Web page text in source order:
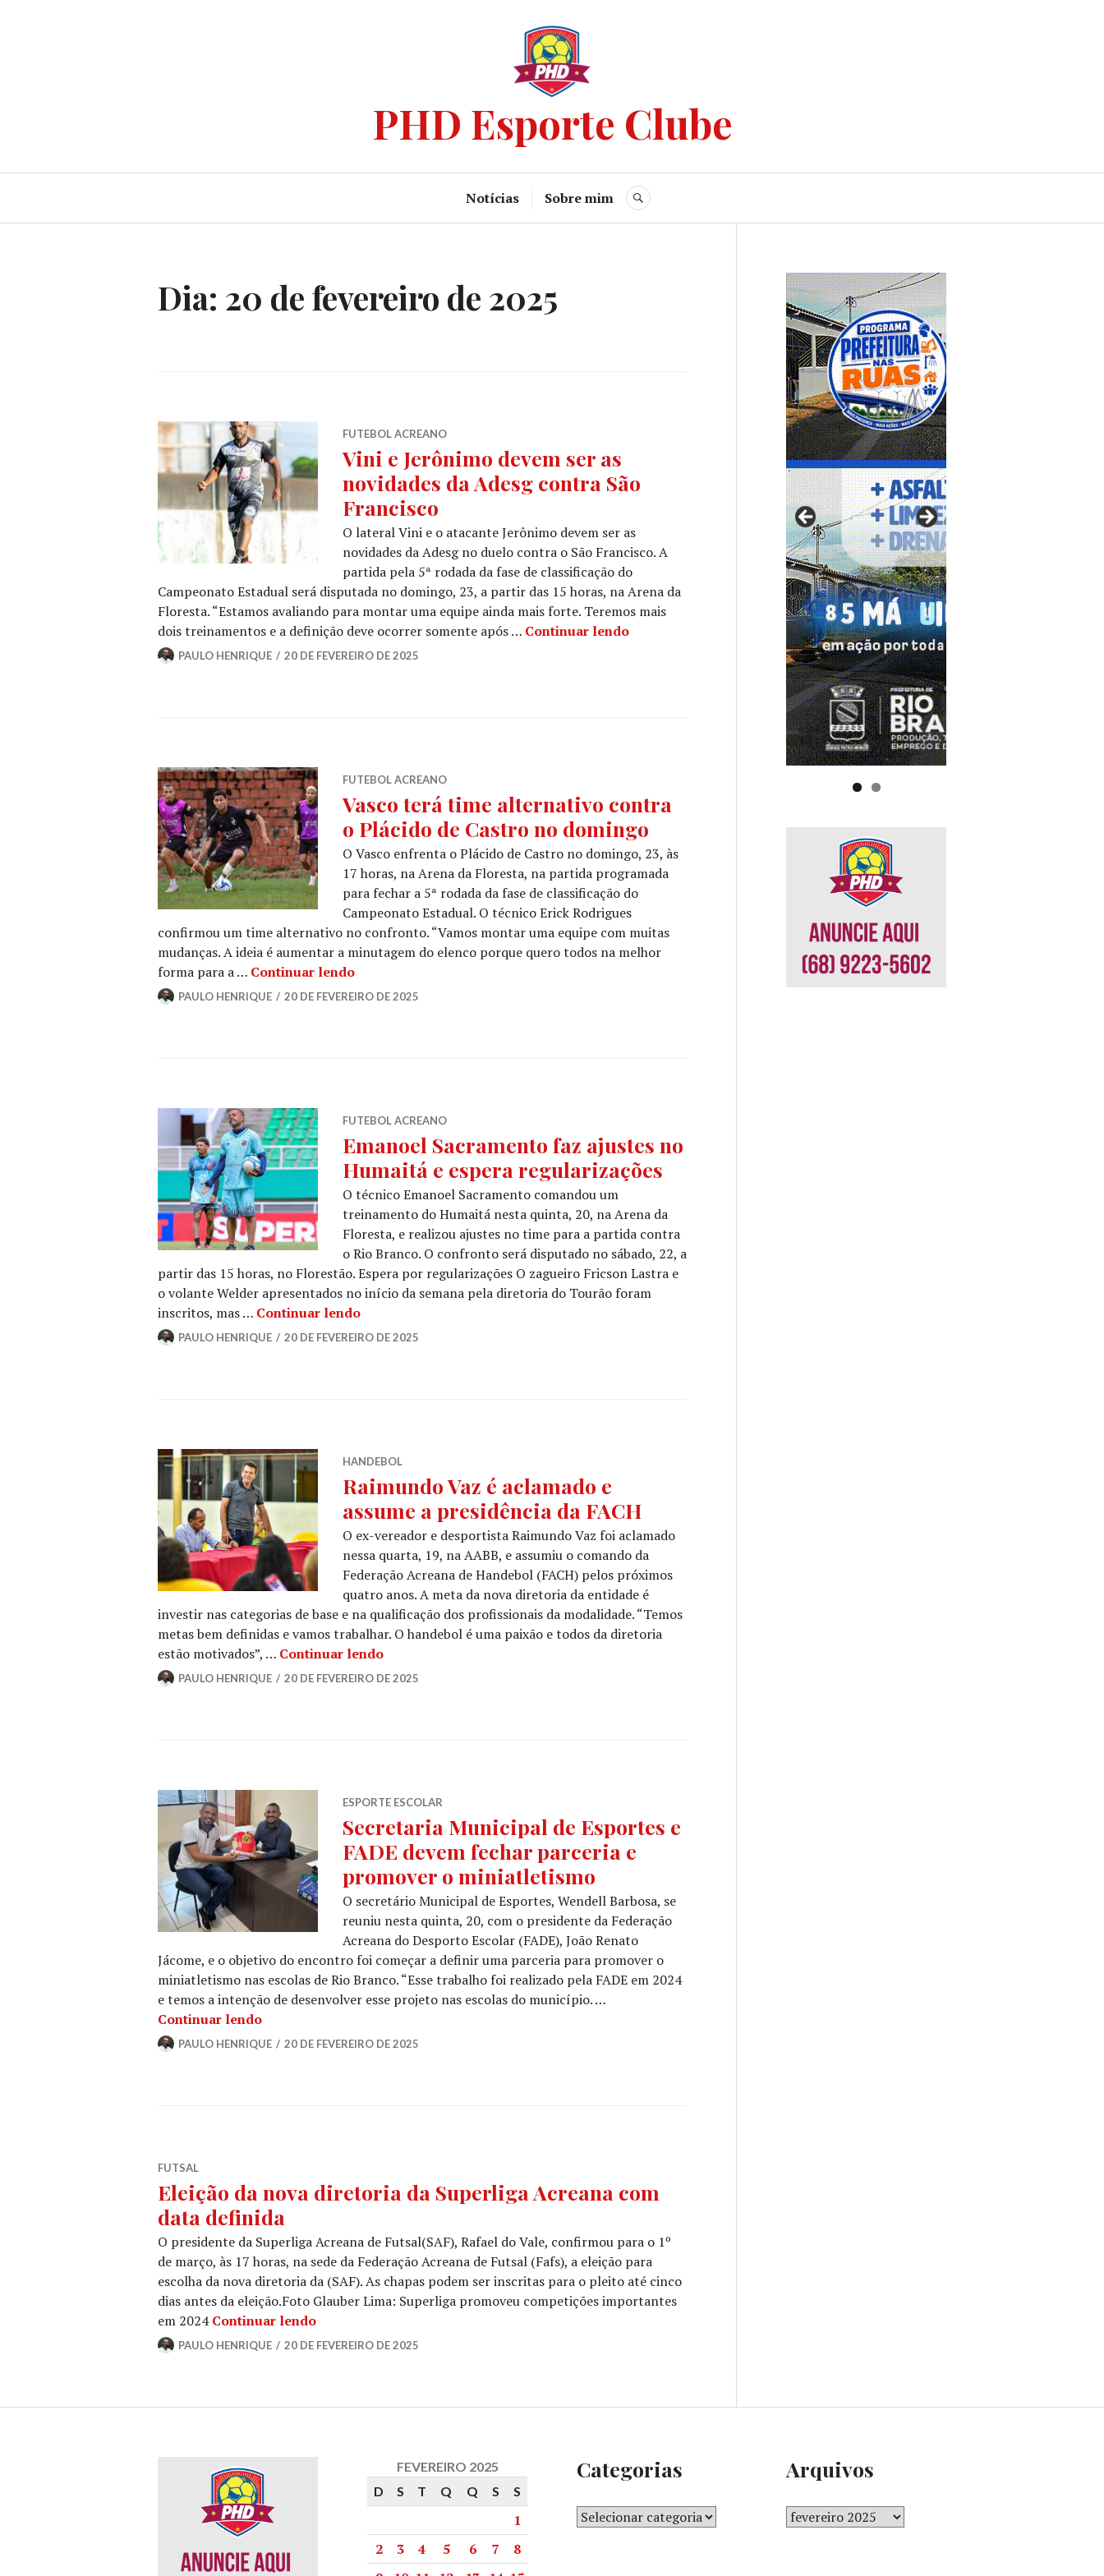
PHD Esporte Clube
Notícias Sobre mim
Dia: 20 de fevereiro de 2025
FUTEBOL ACREANO
Vini e Jerônimo devem ser as
novidades da Adesg contra São
Francisco
O lateral Vini e o atacante Jerônimo devem ser as
novidades da Adesg no duelo contra o São Francisco. A
partida pela 5ª rodada da fase de classificação do
Campeonato Estadual será disputada no domingo, 23, a partir das 15 horas, na Arena da
Floresta. “Estamos avaliando para montar uma equipe ainda mais forte. Teremos mais
dois treinamentos e a definição deve ocorrer somente após … Continuar lendo
PAULO HENRIQUE 20 DE FEVEREIRO DE 2025
FUTEBOL ACREANO
Vasco terá time alternativo contra
o Plácido de Castro no domingo
O Vasco enfrenta o Plácido de Castro no domingo, 23, às
17 horas, na Arena da Floresta, na partida programada
para fechar a 5ª rodada da fase de classificação do
Campeonato Estadual. O técnico Erick Rodrigues
confirmou um time alternativo no confronto. “Vamos montar uma equipe com muitas
mudanças. A ideia é aumentar a minutagem do elenco porque quero todos na melhor
forma para a … Continuar lendo
PAULO HENRIQUE 20 DE FEVEREIRO DE 2025
FUTEBOL ACREANO
Emanoel Sacramento faz ajustes no
Humaitá e espera regularizações
O técnico Emanoel Sacramento comandou um
treinamento do Humaitá nesta quinta, 20, na Arena da
Floresta, e realizou ajustes no time para a partida contra
o Rio Branco. O confronto será disputado no sábado, 22, a
partir das 15 horas, no Florestão. Espera por regularizações O zagueiro Fricson Lastra e
o volante Welder apresentados no início da semana pela diretoria do Tourão foram
inscritos, mas … Continuar lendo
PAULO HENRIQUE 20 DE FEVEREIRO DE 2025
HANDEBOL
Raimundo Vaz é aclamado e
assume a presidência da FACH
O ex-vereador e desportista Raimundo Vaz foi aclamado
nessa quarta, 19, na AABB, e assumiu o comando da
Federação Acreana de Handebol (FACH) pelos próximos
quatro anos. A meta da nova diretoria da entidade é
investir nas categorias de base e na qualificação dos profissionais da modalidade. “Temos
metas bem definidas e vamos trabalhar. O handebol é uma paixão e todos da diretoria
estão motivados”, … Continuar lendo
PAULO HENRIQUE 20 DE FEVEREIRO DE 2025
ESPORTE ESCOLAR
Secretaria Municipal de Esportes e
FADE devem fechar parceria e
promover o miniatletismo
O secretário Municipal de Esportes, Wendell Barbosa, se
reuniu nesta quinta, 20, com o presidente da Federação
Acreana do Desporto Escolar (FADE), João Renato
Jácome, e o objetivo do encontro foi começar a definir uma parceria para promover o
miniatletismo nas escolas de Rio Branco. “Esse trabalho foi realizado pela FADE em 2024
e temos a intenção de desenvolver esse projeto nas escolas do município. …
Continuar lendo
PAULO HENRIQUE 20 DE FEVEREIRO DE 2025
FUTSAL
Eleição da nova diretoria da Superliga Acreana com
data definida
O presidente da Superliga Acreana de Futsal(SAF), Rafael do Vale, confirmou para o 1º
de março, às 17 horas, na sede da Federação Acreana de Futsal (Fafs), a eleição para
escolha da nova diretoria da (SAF). As chapas podem ser inscritas para o pleito até cinco
dias antes da eleição.Foto Glauber Lima: Superliga promoveu competições importantes
em 2024Continuar lendo
PAULO HENRIQUE 20 DE FEVEREIRO DE 2025
FEVEREIRO 2025
D
S T Q Q S S
1
2
3 4 5 6 7
8
Categorias Arquivos